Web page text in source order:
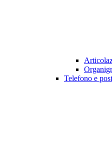
Telefono e